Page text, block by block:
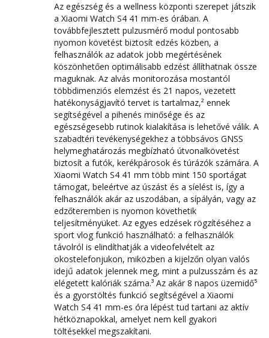
Az egészség és a wellness központi szerepet játszik
a Xiaomi Watch S4 41 mm-es órában. A
továbbfejlesztett pulzusmérő modul pontosabb
nyomon követést biztosít edzés közben, a
felhasználók az adatok jobb megértésének
köszönhetően optimálisabb edzést állíthatnak össze
maguknak. Az alvás monitorozása mostantól
többdimenziós elemzést és 21 napos, vezetett
hatékonyságjavító tervet is tartalmaz,² ennek
segítségével a pihenés minősége és az
egészségesebb rutinok kialakítása is lehetővé válik. A
szabadtéri tevékenységekhez a többsávos GNSS
helymeghatározás megbízható útvonalkövetést
biztosít a futók, kerékpárosok és túrázók számára. A
Xiaomi Watch S4 41 mm több mint 150 sportágat
támogat, beleértve az úszást és a síelést is, így a
felhasználók akár az uszodában, a sípályán, vagy az
edzőteremben is nyomon követhetik
teljesítményüket. Az egyes edzések rögzítéséhez a
sport vlog funkció használható: a felhasználók
távolról is elindíthatják a videofelvételt az
okostelefonjukon, miközben a kijelzőn olyan valós
idejű adatok jelennek meg, mint a pulzusszám és az
elégetett kalóriák száma.³ Az akár 8 napos üzemidő⁵
és a gyorstöltés funkció segítségével a Xiaomi
Watch S4 41 mm-es óra lépést tud tartani az aktív
hétköznapokkal, amelyet nem kell gyakori
töltésekkel megszakítani.